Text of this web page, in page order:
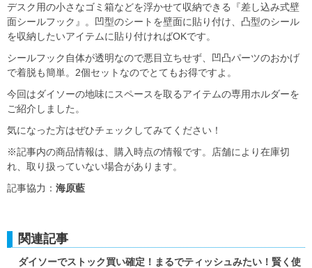
デスク用の小さなゴミ箱などを浮かせて収納できる『差し込み式壁
面シールフック』。凹型のシートを壁面に貼り付け、凸型のシール
を収納したいアイテムに貼り付ければOKです。
シールフック自体が透明なので悪目立ちせず、凹凸パーツのおかげ
で着脱も簡単。2個セットなのでとてもお得ですよ。
今回はダイソーの地味にスペースを取るアイテムの専用ホルダーを
ご紹介しました。
気になった方はぜひチェックしてみてください！
※記事内の商品情報は、購入時点の情報です。店舗により在庫切
れ、取り扱っていない場合があります。
記事協力： 海原藍
関連記事
ダイソーでストック買い確定！まるでティッシュみたい！賢く使